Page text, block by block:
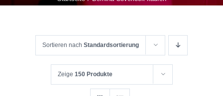
Sortieren nach Standardsortierung
Zeige 150 Produkte